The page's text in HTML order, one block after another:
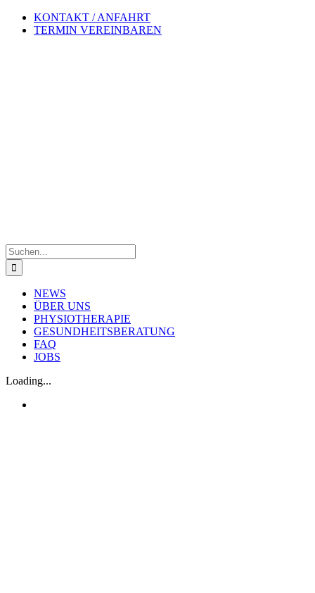
Zum
Inhalt
KONTAKT / ANFAHRT
TERMIN VEREINBAREN
Suche
nach:
NEWS
ÜBER UNS
PHYSIOTHERAPIE
GESUNDHEITSBERATUNG
FAQ
JOBS
Loading...